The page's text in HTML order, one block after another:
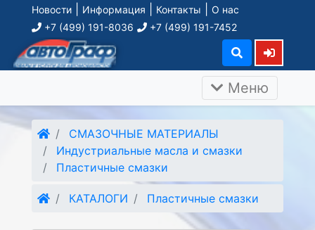
Новости Информация Контакты
О нас
+7 (499) 191-8036
+7 (499) 191-7452
Меню
СМАЗОЧНЫЕ МАТЕРИАЛЫ
Индустриальные масла и смазки
Пластичные смазки
КАТАЛОГИ Пластичные смазки